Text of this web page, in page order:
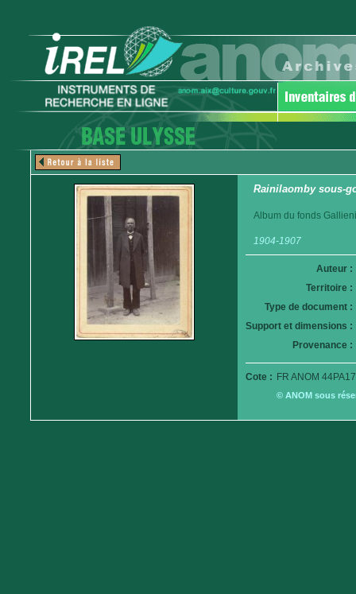
Rainilaomby sous-
Album du fonds
1904-1907
Auteur :
Territoire :
Type de document :
Support et dimensions :
Provenance :
Cote : FR ANOM
© ANOM sous